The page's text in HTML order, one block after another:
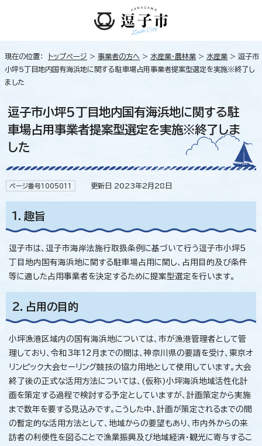
現在の位置： トップページ > 事業者の方へ > 水産業・農林業 > 水産業 > 逗子市
小坪5丁目地内国有海浜地に関する駐車場占用事業者提案型選定を実施※終了し
ました
逗子市小坪5丁目地内国有海浜地に関する駐
車場占用事業者提案型選定を実施※終了しま
した
ページ番号1005011 更新日 2023年2月28日
1．趣旨
逗子市は、逗子市海岸法施行取扱条例に基づいて行う逗子市小坪5
丁目地内国有海浜地に関する駐車場占用に関し、占用目的及び条件
等に適した占用事業者を決定するために提案型選定を行います。
2．占用の目的
小坪漁港区域内の国有海浜地については、市が漁港管理者として管
理しており、令和3年12月までの間は、神奈川県の要請を受け、東京オ
リンピック大会セーリング競技の協力用地として使用しています。大会
終了後の正式な活用方法については、(仮称)小坪海浜地域活性化計
画を策定する過程で検討する予定としていますが、計画策定から実施
まで数年を要する見込みです。こうした中、計画が策定されるまでの間
の暫定的な活用方法として、地域からの要望もあり、市内外からの来
訪者の利便性を図ることで漁業振興及び地域経済・観光に寄与するこ